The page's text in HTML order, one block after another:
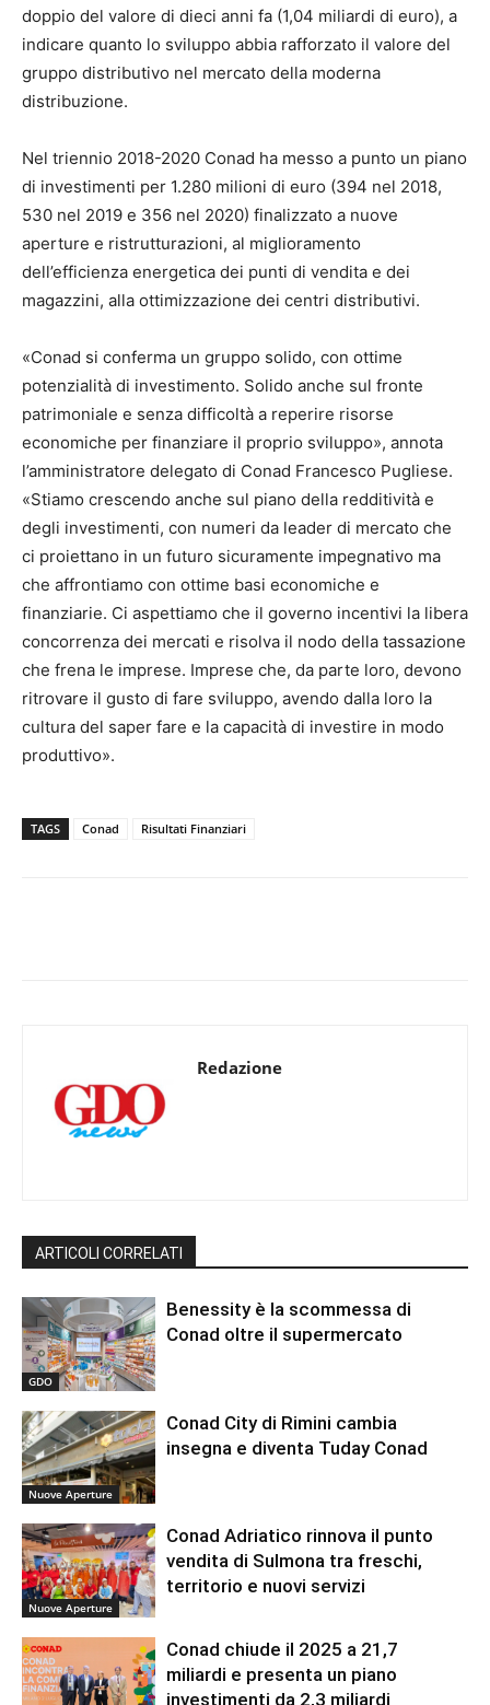
doppio del valore di dieci anni fa (1,04 miliardi di euro), a
indicare quanto lo sviluppo abbia rafforzato il valore del
gruppo distributivo nel mercato della moderna
distribuzione.
Nel triennio 2018-2020 Conad ha messo a punto un piano
di investimenti per 1.280 milioni di euro (394 nel 2018,
530 nel 2019 e 356 nel 2020) finalizzato a nuove
aperture e ristrutturazioni, al miglioramento
dell’efficienza energetica dei punti di vendita e dei
magazzini, alla ottimizzazione dei centri distributivi.
«Conad si conferma un gruppo solido, con ottime
potenzialità di investimento. Solido anche sul fronte
patrimoniale e senza difficoltà a reperire risorse
economiche per finanziare il proprio sviluppo», annota
l’amministratore delegato di Conad Francesco Pugliese.
«Stiamo crescendo anche sul piano della redditività e
degli investimenti, con numeri da leader di mercato che
ci proiettano in un futuro sicuramente impegnativo ma
che affrontiamo con ottime basi economiche e
finanziarie. Ci aspettiamo che il governo incentivi la libera
concorrenza dei mercati e risolva il nodo della tassazione
che frena le imprese. Imprese che, da parte loro, devono
ritrovare il gusto di fare sviluppo, avendo dalla loro la
cultura del saper fare e la capacità di investire in modo
produttivo».
TAGS Conad Risultati Finanziari
Redazione
ARTICOLI CORRELATI
GDO
Benessity è la scommessa di
Conad oltre il supermercato
Nuove Aperture
Conad City di Rimini cambia
insegna e diventa Tuday Conad
Nuove Aperture
Conad Adriatico rinnova il punto
vendita di Sulmona tra freschi,
territorio e nuovi servizi
Conad chiude il 2025 a 21,7
miliardi e presenta un piano
investimenti da 2,3 miliardi